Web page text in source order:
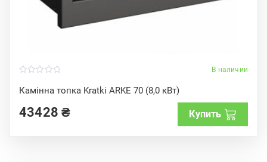
В наличии
Камінна топка Kratki ARKE 70 (8,0 кВт)
o
u
o
f
43428₴ Купить